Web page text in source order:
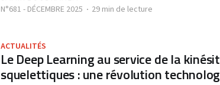
N°681 - DÉCEMBRE 2025 29 min de lecture
ACTUALITÉS
Le Deep Learning au service de la
squelettiques : une révolution